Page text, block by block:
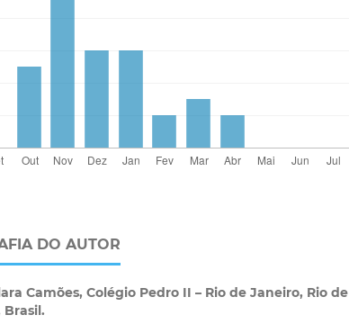
DO AUTOR
Camões, Colégio Pedro II – Rio de Janeiro, Rio de
Brasil.